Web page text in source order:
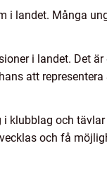
i landet. Många
i landet. Det är
att representera
klubblag och
och få